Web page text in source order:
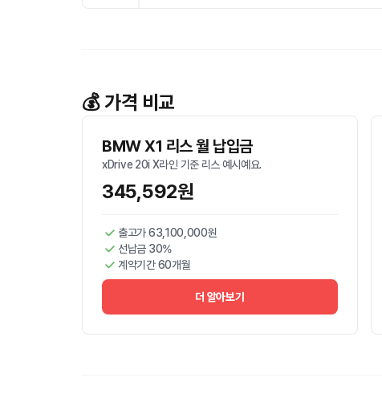
💰 가격 비교
BMW X1 리스 월 납입금
xDrive 20i X라인 기준 리스 예시예요.
345,592원
출고가 63,100,000원
선납금 30%
계약기간 60개월
더 알아보기